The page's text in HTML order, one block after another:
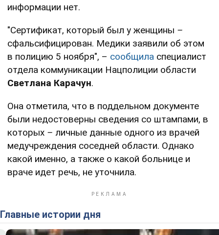
информации нет.
"Сертификат, который был у женщины –
сфальсифицирован. Медики заявили об этом
в полицию 5 ноября", – сообщила специалист
отдела коммуникации Нацполиции области
Светлана Карачун.
Она отметила, что в поддельном документе
были недостоверны сведения со штампами, в
которых – личные данные одного из врачей
медучреждения соседней области. Однако
какой именно, а также о какой больнице и
враче идет речь, не уточнила.
Главные истории дня